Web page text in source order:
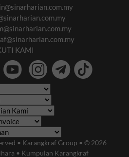
KAMI
• Karangkraf Group • © 2026
• Kumpulan Karangkraf